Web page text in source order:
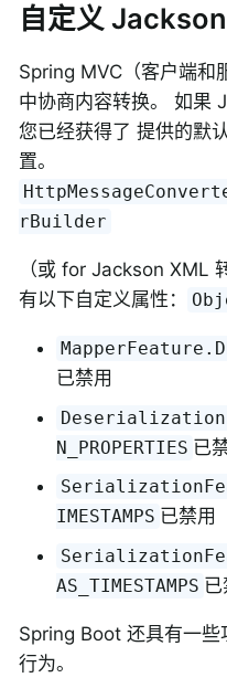
自定义
Spring MVC（客户端和
中协商内容转换。 如果
您已经获得了 提供的默
置。
rBuilder
（或 for Jackson XML
有以下自定义属性：
已禁用
N_PROPERTIES 已
IMESTAMPS 已禁用
AS_TIMESTAMPS 已
Spring Boot 还具有一些
行为。